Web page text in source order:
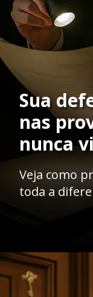
Sua
nas
nunca
Veja como
toda a
Opening